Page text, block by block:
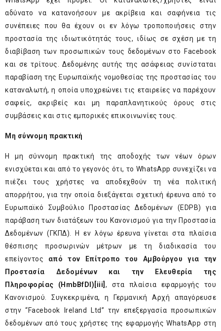
αδύνατο να κατανοήσουν με ακρίβεια και σαφήνεια τις
συνέπειες που θα έχουν οι εν λόγω τροποποιήσεις στην
προστασία της ιδιωτικότητάς τους, ιδίως σε σχέση με τη
διαβίβαση των προσωπικών τους δεδομένων στο Facebook
και σε τρίτους. Δεδομένης αυτής της ασάφειας συνίσταται
παραβίαση της Ευρωπαϊκής νομοθεσίας της προστασίας του
καταναλωτή, η οποία υποχρεώνει τις εταιρείες να παρέχουν
σαφείς, ακριβείς και μη παραπλανητικούς όρους στις
συμβάσεις και στις εμπορικές επικοινωνίες τους.
Μη σύννομη πρακτική
Η μη σύννομη πρακτική της αποδοχής των νέων όρων
ενισχύεται και από το γεγονός ότι, το WhatsApp συνεχίζει να
πιέζει τους χρήστες να αποδεχθούν τη νέα πολιτική
απορρήτου, για την οποία διεξάγεται σχετική έρευνα από το
Ευρωπαϊκό Συμβούλιο Προστασίας Δεδομένων (EDPB) για
παράβαση των διατάξεων του Κανονισμού για την Προστασία
Δεδομένων (ΓΚΠΔ). Η εν λόγω έρευνα γίνεται στα πλαίσια
θέσπισης προσωρινών μέτρων με τη διαδικασία του
επείγοντος από τον Επίτροπο του Αμβούργου για την
Προστασία Δεδομένων και την Ελευθερία της
Πληροφορίας (HmbBfDI)[iii] , στα πλαίσια εφαρμογής του
Κανονισμού. Συγκεκριμένα, η Γερμανική Αρχή απαγόρευσε
στην “Facebook Ireland Ltd” την επεξεργασία προσωπικών
δεδομένων από τους χρήστες της εφαρμογής WhatsApp στη